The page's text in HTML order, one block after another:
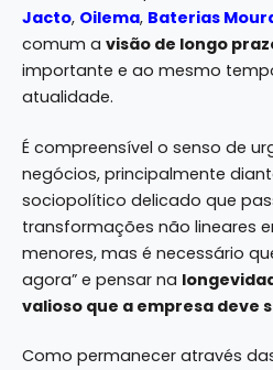
Jacto, Oilema, Baterias
comum a visão de longo
importante e ao mesmo
atualidade.
É compreensível o senso de
negócios, principalmente
sociopolítico delicado que
transformações não lineares
menores, mas é necessário
agora” e pensar na
valioso que a empresa deve
Como permanecer através